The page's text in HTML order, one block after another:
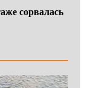
сорвалась